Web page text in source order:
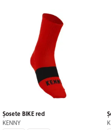
Șosete BIKE red
KENNY